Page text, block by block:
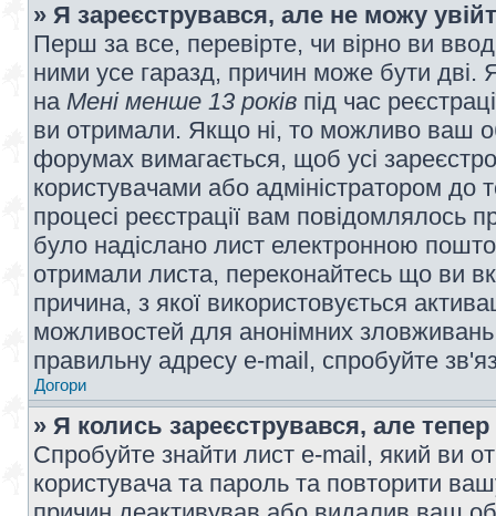
» Я зареєструвався, але не можу
Перш за все, перевірте, чи вірно ви
ними усе гаразд, причин може бути дві.
на Мені менше 13 років під час
ви отримали. Якщо ні, то можливо ваш
форумах вимагається, щоб усі
користувачами або адміністратором до
процесі реєстрації вам повідомлялось
було надіслано лист електронною
отримали листа, переконайтесь що ви
причина, з якої використовується
можливостей для анонімних
правильну адресу e-mail, спробуйте
Догори
» Я колись зареєструвався, але
Спробуйте знайти лист e-mail, який ви
користувача та пароль та повторити